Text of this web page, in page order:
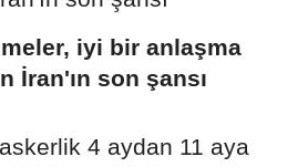
iyi bir anlaşma
İran'ın son şansı